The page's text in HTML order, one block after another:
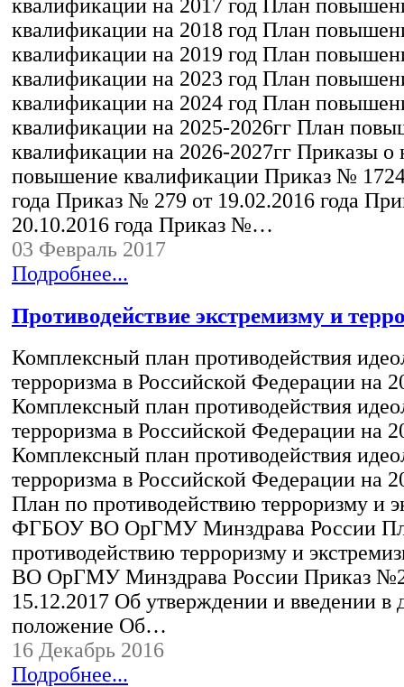
квалификации на 2017 год План
квалификации на 2018 год План
квалификации на 2019 год План
квалификации на 2023 год План
квалификации на 2024 год План
квалификации на 2025-2026гг План
квалификации на 2026-2027гг Приказы о
повышение квалификации Приказ №
года Приказ № 279 от 19.02.2016 года
20.10.2016 года Приказ №…
03 Февраль 2017
Подробнее...
Противодействие экстремизму и
Комплексный план противодействия
терроризма в Российской Федерации на
Комплексный план противодействия
терроризма в Российской Федерации на
Комплексный план противодействия
терроризма в Российской Федерации на
План по противодействию терроризму и
ФГБОУ ВО ОрГМУ Минздрава России
противодействию терроризму и
ВО ОрГМУ Минздрава России Приказ
15.12.2017 Об утверждении и введении в
положение Об…
16 Декабрь 2016
Подробнее...